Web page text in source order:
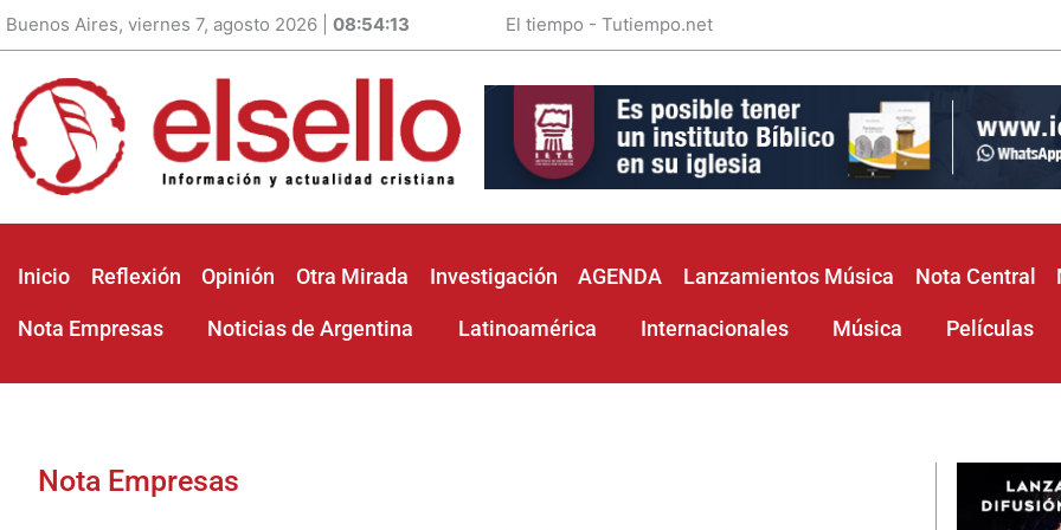
Buenos Aires, viernes 7, agosto 2026 | 08:54:14 El tiempo - Tutiempo.net
Inicio Reflexión Opinión Otra Mirada Investigación AGENDA Lanzamientos Música Nota Central
Nota Empresas Noticias de Argentina Latinoamérica Internacionales Música Películas
Nota Empresas